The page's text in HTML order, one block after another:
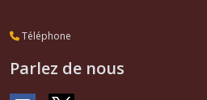
Téléphone
Parlez de nous